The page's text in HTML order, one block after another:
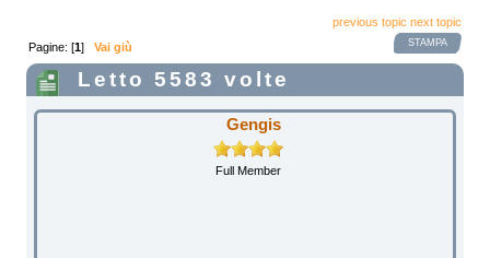
previous topic next topic
STAMPA
Pagine: [1]Vai giù
Letto 5583 volte
Gengis
Full Member